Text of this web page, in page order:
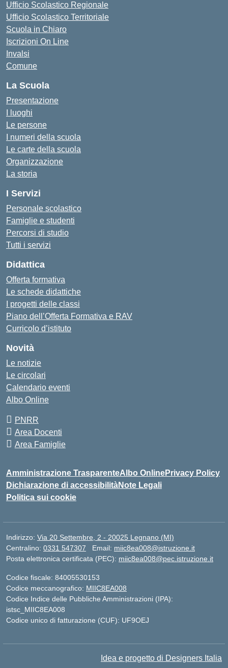
Ufficio Scolastico Regionale
Ufficio Scolastico Territoriale
Scuola in Chiaro
Iscrizioni On Line
Invalsi
Comune
La Scuola
Presentazione
I luoghi
Le persone
I numeri della scuola
Le carte della scuola
Organizzazione
La storia
I Servizi
Personale scolastico
Famiglie e studenti
Percorsi di studio
Tutti i servizi
Didattica
Offerta formativa
Le schede didattiche
I progetti delle classi
Piano dell’Offerta Formativa e RAV
Curricolo d’istituto
Novità
Le notizie
Le circolari
Calendario eventi
Albo Online
PNRR
Area Docenti
Area Famiglie
Amministrazione TrasparenteAlbo OnlinePrivacy Policy
Dichiarazione di accessibilitàNote Legali
Politica sui cookie
Indirizzo: Via 20 Settembre, 2 - 20025 Legnano (MI)
Centralino: 0331 547307 Email: miic8ea008@istruzione.it
Posta elettronica certificata (PEC): miic8ea008@pec.istruzione.it
Codice fiscale: 84005530153
Codice meccanografico: MIIC8EA008
Codice Indice delle Pubbliche Amministrazioni (IPA):
istsc_MIIC8EA008
Codice unico di fatturazione (CUF): UF9OEJ
Idea e progetto di Designers Italia